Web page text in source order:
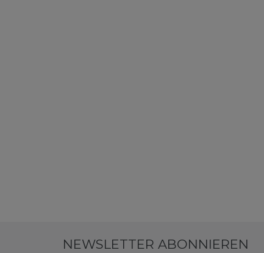
NEWSLETTER ABONNIEREN